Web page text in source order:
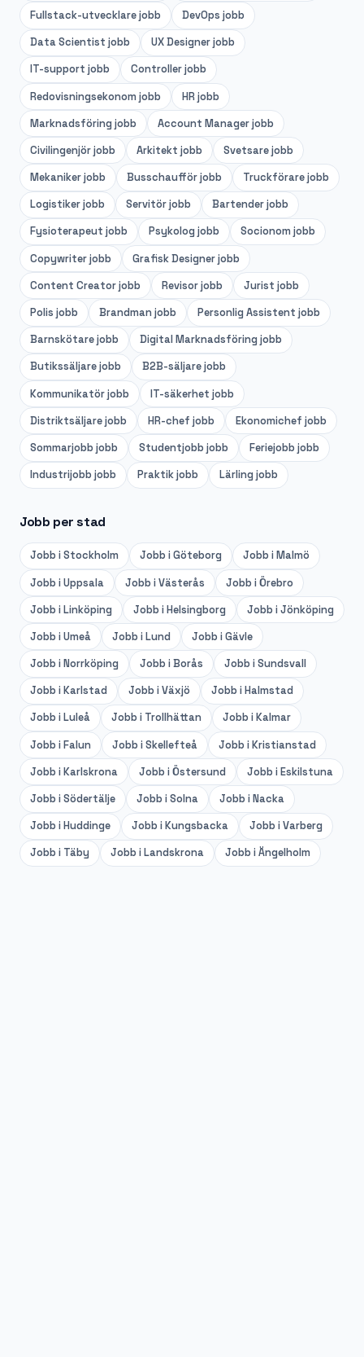
Fullstack-utvecklarejobb DevOps jobb
Data Scientist jobb UX Designerjobb
IT-support jobb Controllerjobb
Redovisningsekonom jobb HR jobb
Marknadsföring jobb Account Managerjobb
Civilingenjörjobb Arkitekt jobb Svetsarejobb
Mekanikerjobb Busschaufförjobb Truckförarejobb
Logistikerjobb Servitörjobb Bartenderjobb
Fysioterapeut jobb Psykolog jobb Socionom jobb
Copywriterjobb Grafisk Designerjobb
Content Creatorjobb Revisorjobb Jurist jobb
Polis jobb Brandman jobb Personlig Assistent jobb
Barnskötarejobb Digital Marknadsföring jobb
Butikssäljarejobb B2B-säljarejobb
Kommunikatörjobb IT-säkerhet jobb
Distriktsäljarejobb HR-chef jobb Ekonomichef jobb
Sommarjobb jobb Studentjobb jobb Feriejobb jobb
Industrijobb jobb Praktikjobb Lärling jobb
Jobb per stad
Jobb iStockholm Jobb iGöteborg Jobb iMalmö
Jobb iUppsala Jobb iVästerås Jobb iÖrebro
Jobb iLinköping Jobb iHelsingborg Jobb iJönköping
Jobb iUmeå Jobb iLund Jobb iGävle
Jobb iNorrköping Jobb iBorås Jobb iSundsvall
Jobb iKarlstad Jobb iVäxjö Jobb iHalmstad
Jobb iLuleå Jobb i Trollhättan Jobb iKalmar
Jobb iFalun Jobb iSkellefteå Jobb iKristianstad
Jobb iKarlskrona Jobb iÖstersund Jobb iEskilstuna
Jobb iSödertälje Jobb iSolna Jobb iNacka
Jobb iHuddinge Jobb iKungsbacka Jobb iVarberg
Jobb i Täby Jobb iLandskrona Jobb iÄngelholm